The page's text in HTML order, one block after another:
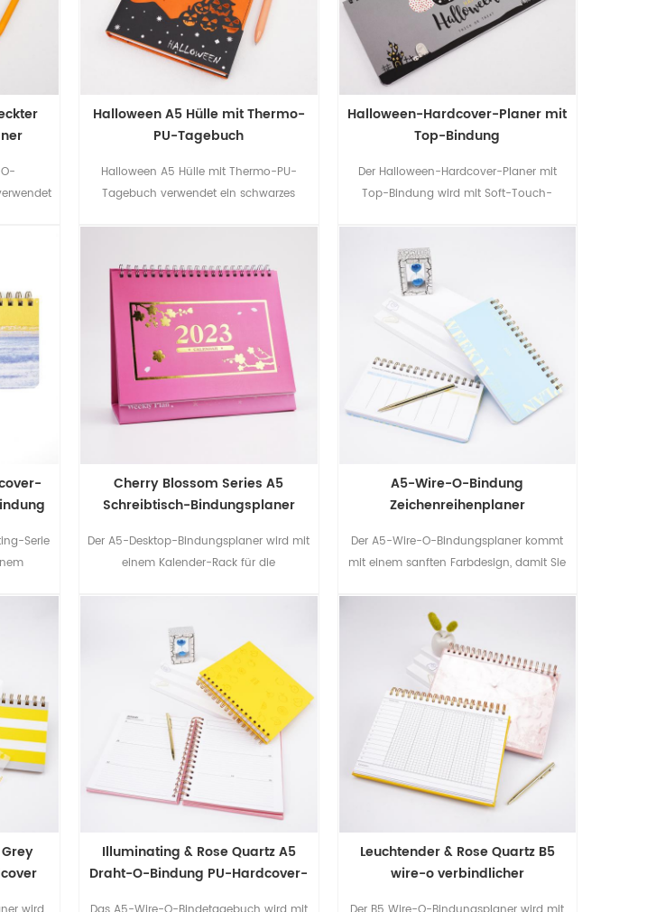
Halloween A5 Hülle mit Thermo-
PU-Tagebuch
Halloween A5 Hülle mit Thermo-PU-
Tagebuch verwendet ein schwarzes
Halloween-Hardcover-Planer mit
Top-Bindung
Der Halloween-Hardcover-Planer mit
Top-Bindung wird mit Soft-Touch-
Serie
Cherry Blossom Series A5
Schreibtisch-Bindungsplaner
Der A5-Desktop-Bindungsplaner wird mit
einem Kalender-Rack für die
helfen, Ihr Leben effizient zu
organisieren.Das Kirschblütenmuster mit
rosa Farbe macht es zu einem besten
Geschenk für Mädchen.
A5-Wire-O-Bindung
Zeichenreihenplaner
Der A5-Wire-O-Bindungsplaner kommt
mit einem sanften Farbdesign, damit Sie
Illuminating & Rose Quartz A5
Draht-O-Bindung PU-Hardcover-
Leuchtender & Rose Quartz B5
wire-o verbindlicher